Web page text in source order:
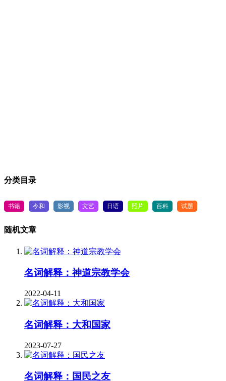
分类目录
书籍 令和 影视 文艺 日语 照片 百科 试题
随机文章
名词解释：神道宗教学会
2022-04-11
名词解释：大和国家
2023-07-27
名词解释：国民之友